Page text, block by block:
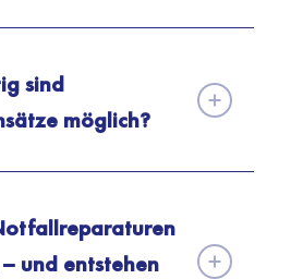
sind
möglich?
und entstehen